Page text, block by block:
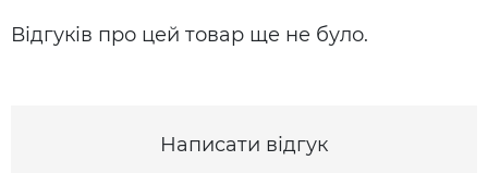
Відгуків про цей товар ще не було.
Написати відгук